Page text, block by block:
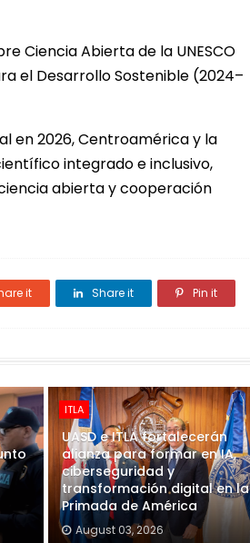
Ciencia Abierta de la UNESCO
el Desarrollo Sostenible (2024–
en 2026, Centroamérica y la
integrado e inclusivo,
abierta y cooperación
it Share it Pin it
ITLA
UASD e ITLA fortalecerán
alianza para formar en IA,
ciberseguridad y
transformación digital en la
Primada de América
August 03, 2026